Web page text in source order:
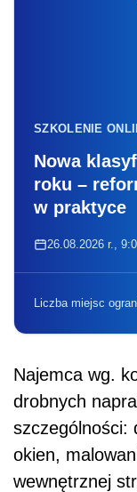
SZKOLENIE
Nowa
roku –
w praktyce
26.08.2026 r.,
Liczba miejsc
Najemca wg.
drobnych
szczególności:
okien,
wewnętrznej